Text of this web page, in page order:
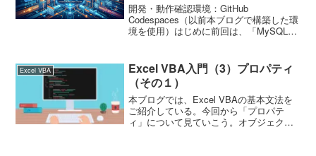
開発・動作確認環境：GitHub
Codespaces（以前本ブログで構築した環
境を使用）はじめに前回は、「MySQLで
ーによる自動ログ記録と、ユーザーごと
の権限管理...
Excel VBA
Excel VBA入門（3）プロパティ
（その１）
本ブログでは、Excel VBAの基本文法を
ご紹介している。今回から「プロパテ
ィ」について見ていこう。オブジェクト